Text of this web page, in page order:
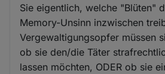
Sie eigentlich, welche "Blüten"
Memory-Unsinn inzwischen
Vergewaltigungsopfer müssen
ob sie den/die Täter
lassen möchten, ODER ob sie